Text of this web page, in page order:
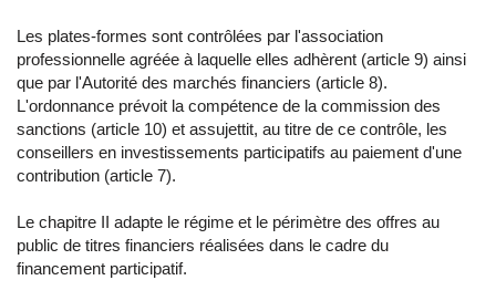
Les plates-formes sont contrôlées par l'association
professionnelle agréée à laquelle elles adhèrent (article 9) ainsi
que par l'Autorité des marchés financiers (article 8).
L'ordonnance prévoit la compétence de la commission des
sanctions (article 10) et assujettit, au titre de ce contrôle, les
conseillers en investissements participatifs au paiement d'une
contribution (article 7).
Le chapitre II adapte le régime et le périmètre des offres au
public de titres financiers réalisées dans le cadre du
financement participatif.